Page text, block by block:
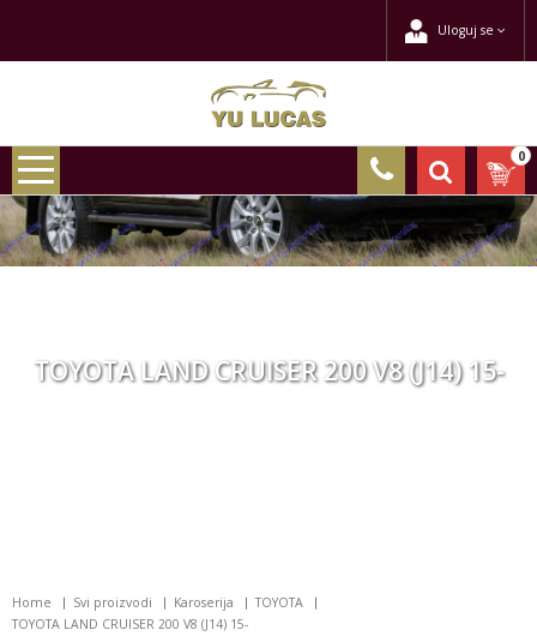
Uloguj se
0
TOYOTA LAND CRUISER 200 V8 (J14) 15-
Home Svi proizvodi Karoserija
TOYOTA
TOYOTA LAND CRUISER 200 V8 (J14) 15-